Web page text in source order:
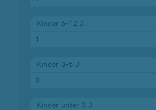
Kinder 6-12 J.
Kinder 3-5 J.
Kinder unter 3 J.